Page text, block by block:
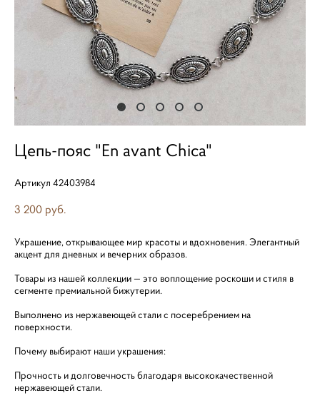
Цепь-пояс "En avant Chica"
Артикул 42403984
3 200 pуб.
Украшение, открывающее мир красоты и вдохновения. Элегантный
акцент для дневных и вечерних образов.
Товары из нашей коллекции — это воплощение роскоши и стиля в
сегменте премиальной бижутерии.
Выполнено из нержавеющей стали с посеребрением на
поверхности.
Почему выбирают наши украшения:
Прочность и долговечность благодаря высококачественной
нержавеющей стали.